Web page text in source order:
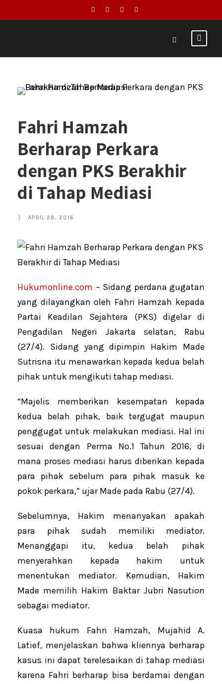
Fahri Hamzah
Berharap Perkara
dengan PKS Berakhir
di Tahap Mediasi
APRIL 28, 2016
Hukumonline.com – Sidang perdana gugatan
yang dilayangkan oleh Fahri Hamzah kepada
Partai Keadilan Sejahtera (PKS) digelar di
Pengadilan Negeri Jakarta selatan, Rabu
(27/4). Sidang yang dipimpin Hakim Made
Sutrisna itu menawarkan kepada kedua belah
pihak untuk mengikuti tahap mediasi.
“Majelis memberikan kesempatan kepada
kedua belah pihak, baik tergugat maupun
penggugat untuk melakukan mediasi. Hal ini
sesuai dengan Perma No.1 Tahun 2016, di
mana proses mediasi harus diberikan kepada
para pihak sebelum para pihak masuk ke
pokok perkara,” ujar Made pada Rabu (27/4).
Sebelumnya, Hakim menanyakan apakah
para pihak sudah memiliki mediator.
Menanggapi itu, kedua belah pihak
menyerahkan kepada hakim untuk
menentukan mediator. Kemudian, Hakim
Made memilih Hakim Baktar Jubri Nasution
sebagai mediator.
Kuasa hukum Fahri Hamzah, Mujahid A.
Latief, menjelaskan bahwa kliennya berharap
kasus ini dapat terelesaikan di tahap mediasi
karena Fahri berharap bisa berdamai dengan